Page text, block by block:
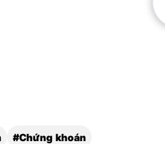
#Chứng khoán